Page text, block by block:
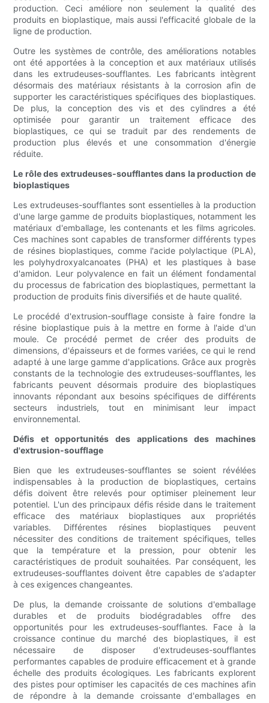
production. Ceci améliore non seulement la qualité des
produits en bioplastique, mais aussi l'efficacité globale de la
ligne de production.
Outre les systèmes de contrôle, des améliorations notables
ont été apportées à la conception et aux matériaux utilisés
dans les extrudeuses-soufflantes. Les fabricants intègrent
désormais des matériaux résistants à la corrosion afin de
supporter les caractéristiques spécifiques des bioplastiques.
De plus, la conception des vis et des cylindres a été
optimisée pour garantir un traitement efficace des
bioplastiques, ce qui se traduit par des rendements de
production plus élevés et une consommation d'énergie
réduite.
Le rôle des extrudeuses-soufflantes dans la production de
bioplastiques
Les extrudeuses-soufflantes sont essentielles à la production
d'une large gamme de produits bioplastiques, notamment les
matériaux d'emballage, les contenants et les films agricoles.
Ces machines sont capables de transformer différents types
de résines bioplastiques, comme l'acide polylactique (PLA),
les polyhydroxyalcanoates (PHA) et les plastiques à base
d'amidon. Leur polyvalence en fait un élément fondamental
du processus de fabrication des bioplastiques, permettant la
production de produits finis diversifiés et de haute qualité.
Le procédé d'extrusion-soufflage consiste à faire fondre la
résine bioplastique puis à la mettre en forme à l'aide d'un
moule. Ce procédé permet de créer des produits de
dimensions, d'épaisseurs et de formes variées, ce qui le rend
adapté à une large gamme d'applications. Grâce aux progrès
constants de la technologie des extrudeuses-soufflantes, les
fabricants peuvent désormais produire des bioplastiques
innovants répondant aux besoins spécifiques de différents
secteurs industriels, tout en minimisant leur impact
environnemental.
Défis et opportunités des applications des machines
d'extrusion-soufflage
Bien que les extrudeuses-soufflantes se soient révélées
indispensables à la production de bioplastiques, certains
défis doivent être relevés pour optimiser pleinement leur
potentiel. L'un des principaux défis réside dans le traitement
efficace des matériaux bioplastiques aux propriétés
variables. Différentes résines bioplastiques peuvent
nécessiter des conditions de traitement spécifiques, telles
que la température et la pression, pour obtenir les
caractéristiques de produit souhaitées. Par conséquent, les
extrudeuses-soufflantes doivent être capables de s'adapter
à ces exigences changeantes.
De plus, la demande croissante de solutions d'emballage
durables et de produits biodégradables offre des
opportunités pour les extrudeuses-soufflantes. Face à la
croissance continue du marché des bioplastiques, il est
nécessaire de disposer d'extrudeuses-soufflantes
performantes capables de produire efficacement et à grande
échelle des produits écologiques. Les fabricants explorent
des pistes pour optimiser les capacités de ces machines afin
de répondre à la demande croissante d'emballages en